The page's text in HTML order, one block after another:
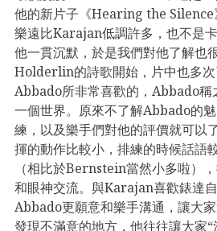
他的新片子《Hearing the
樂遠比Karajan低調許多，也不是卡
他一貫沉默，於是我們對他了解也
Holderlin的詩歌開始，片中也多
Abbado所非常喜歡的，Abbado稱
一個世界。原來不了解Abbado的
練，以及樂手們對他的評價就可以
揮的動作比較小，排練的時候話語
（相比於Bernstein當然小多啦）
和眼神交流。與Karajan喜歡錶達
Abbado更願意和樂手溝通，讓大
發現不滿意的地方，他往往讓大家“